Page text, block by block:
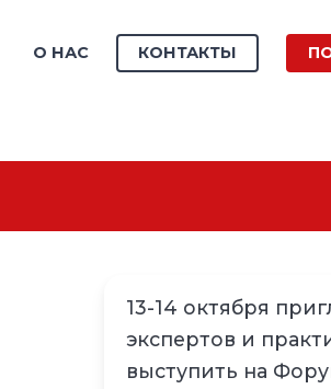
О НАС КОНТАКТЫ
13-14 октября
экспертов и
выступить на